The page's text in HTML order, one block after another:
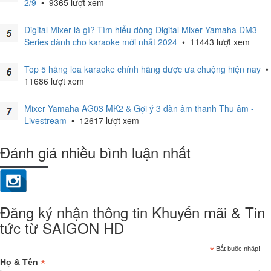
2/9 • 9365 lượt xem
Digital Mixer là gì? Tìm hiểu dòng Digital Mixer Yamaha DM3
Series dành cho karaoke mới nhất 2024 • 11443 lượt xem
Top 5 hãng loa karaoke chính hãng được ưa chuộng hiện nay •
11686 lượt xem
Mixer Yamaha AG03 MK2 & Gợi ý 3 dàn âm thanh Thu âm -
Livestream • 12617 lượt xem
Đánh giá nhiều bình luận nhất
Đăng ký nhận thông tin Khuyến mãi & Tin
tức từ SAIGON HD
* Bắt buộc nhập!
Họ & Tên *